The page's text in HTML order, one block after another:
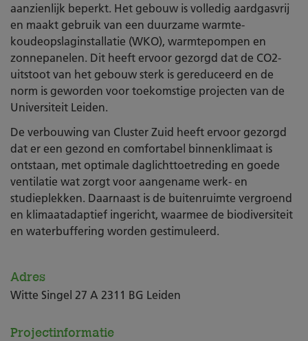
aanzienlijk beperkt. Het gebouw is volledig aardgasvrij
en maakt gebruik van een duurzame warmte-
koudeopslaginstallatie (WKO), warmtepompen en
zonnepanelen. Dit heeft ervoor gezorgd dat de CO2-
uitstoot van het gebouw sterk is gereduceerd en de
norm is geworden voor toekomstige projecten van de
Universiteit Leiden.
De verbouwing van Cluster Zuid heeft ervoor gezorgd
dat er een gezond en comfortabel binnenklimaat is
ontstaan, met optimale daglichttoetreding en goede
ventilatie wat zorgt voor aangename werk- en
studieplekken. Daarnaast is de buitenruimte vergroend
en klimaatadaptief ingericht, waarmee de biodiversiteit
en waterbuffering worden gestimuleerd.
Adres
Witte Singel 27 A 2311 BG Leiden
Projectinformatie